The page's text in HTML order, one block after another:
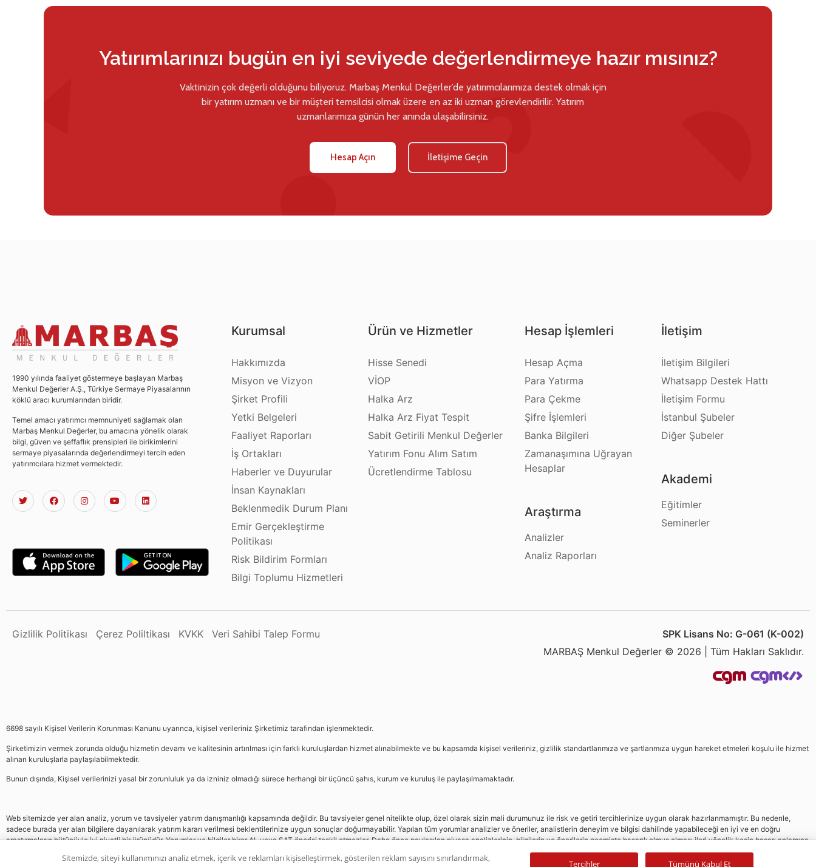
Yatırımlarınızı bugün en iyi seviyede değerlendirmeye hazır mısınız?
Vaktinizin çok değerli olduğunu biliyoruz. Marbaş Menkul Değerler’de yatırımcılarımıza destek olmak için
bir yatırım uzmanı ve bir müşteri temsilcisi olmak üzere en az iki uzman görevlendirilir. Yatırım
uzmanlarımıza günün her anında ulaşabilirsiniz.
Hesap Açın İletişime Geçin
1990 yılında faaliyet göstermeye başlayan Marbaş
Menkul Değerler A.Ş., Türkiye Sermaye Piyasalarının
köklü aracı kurumlarından biridir.
Temel amacı yatırımcı memnuniyeti sağlamak olan
Marbaş Menkul Değerler, bu amacına yönelik olarak
bilgi, güven ve şeffaflık prensipleri ile birikimlerini
sermaye piyasalarında değerlendirmeyi tercih eden
yatırımcılara hizmet vermektedir.
Kurumsal
Hakkımızda
Misyon ve Vizyon
Şirket Profili
Yetki Belgeleri
Faaliyet Raporları
İş Ortakları
Haberler ve Duyurular
İnsan Kaynakları
Beklenmedik Durum Planı
Emir Gerçekleştirme
Politikası
Risk Bildirim Formları
Bilgi Toplumu Hizmetleri
Ürün ve Hizmetler
Hisse Senedi
VİOP
Halka Arz
Halka Arz Fiyat Tespit
Sabit Getirili Menkul Değerler
Yatırım Fonu Alım Satım
Ücretlendirme Tablosu
Hesap İşlemleri
Hesap Açma
Para Yatırma
Para Çekme
Şifre İşlemleri
Banka Bilgileri
Zamanaşımına Uğrayan
Hesaplar
Araştırma
Analizler
Analiz Raporları
İletişim
İletişim Bilgileri
Whatsapp Destek Hattı
İletişim Formu
İstanbul Şubeler
Diğer Şubeler
Akademi
Eğitimler
Seminerler
Gizlilik Politikası Çerez Poliltikası KVKK Veri Sahibi Talep Formu
SPK Lisans No: G-061 (K-002)
MARBAŞ Menkul Değerler © 2026 | Tüm Hakları Saklıdır.
6698 sayılı Kişisel Verilerin Korunması Kanunu uyarınca, kişisel verileriniz Şirketimiz tarafından işlenmektedir.
Şirketimizin vermek zorunda olduğu hizmetin devamı ve kalitesinin artırılması için farklı kuruluşlardan hizmet alınabilmekte ve bu kapsamda kişisel verileriniz, gizlilik standartlarımıza ve şartlarımıza uygun hareket etmeleri koşulu ile hizmet
alınan kuruluşlarla paylaşılabilmektedir.
Bunun dışında, Kişisel verilerinizi yasal bir zorunluluk ya da izniniz olmadığı sürece herhangi bir üçüncü şahıs, kurum ve kuruluş ile paylaşılmamaktadır.
Web sitemizde yer alan analiz, yorum ve tavsiyeler yatırım danışmanlığı kapsamında değildir. Bu tavsiyeler genel nitelikte olup, özel olarak sizin mali durumunuz ile risk ve getiri tercihlerinize uygun olarak hazırlanmamıştır. Bu nedenle,
sadece burada yer alan bilgilere dayanılarak yatırım kararı verilmesi beklentilerinize uygun sonuçlar doğurmayabilir. Yapılan tüm yorumlar analizler ve öneriler, analistlerin deneyim ve bilgisi dahilinde yapabileceği en iyi ve en doğru
araştırmaların bütünüyle iyi niyetli bir ürünüdür. Yorumlar ve bilgiler birer AL veya SAT önerisi teşkil etmezler. Daha önce paylaşılan piyasa analizlerinin, bilgilerin ve önerilerin geçmişte başarılı olmuş olması ileri yönelik kesin başarı anlamına
Sitemizde, siteyi kullanımınızı analiz etmek, içerik ve reklamları kişiselleştirmek, gösterilen reklam sayısını sınırlandırmak,
Tercihler Tümünü Kabul Et